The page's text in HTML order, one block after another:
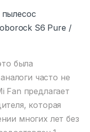
S6 Pure /
была
часто не
предлагает
которая
многих лет без